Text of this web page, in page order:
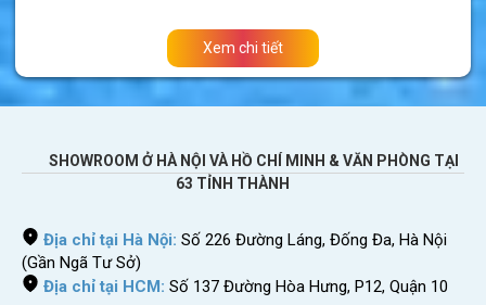
Xem chi tiết
SHOWROOM Ở HÀ NỘI VÀ HỒ CHÍ MINH & VĂN PHÒNG TẠI
63 TỈNH THÀNH
Địa chỉ tại Hà Nội: Số 226 Đường Láng, Đống Đa, Hà Nội
(Gần Ngã Tư Sở)
Địa chỉ tại HCM: Số 137 Đường Hòa Hưng, P12, Quận 10